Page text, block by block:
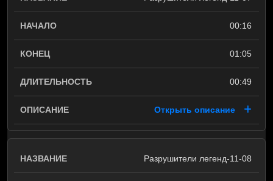
00:16
01:05
00:49
Открыть описание
Разрушители легенд-11-08